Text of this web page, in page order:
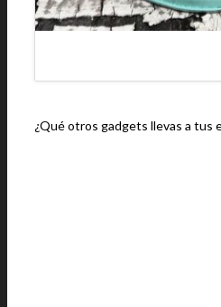
¿Qué otros gadgets llevas a tus